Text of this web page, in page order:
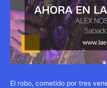
El robo, cometido por tres